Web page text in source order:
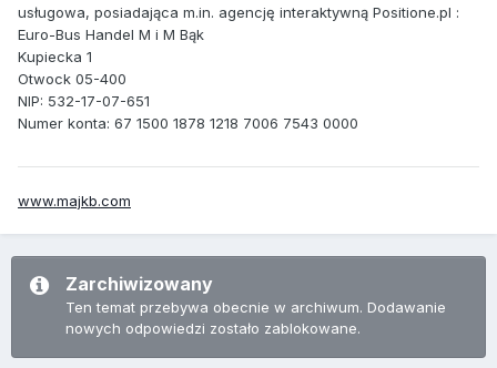
usługowa, posiadająca m.in. agencję interaktywną Positione.pl :
Euro-Bus Handel M i M Bąk
Kupiecka 1
Otwock 05-400
NIP: 532-17-07-651
Numer konta: 67 1500 1878 1218 7006 7543 0000
www.majkb.com
Zarchiwizowany
Ten temat przebywa obecnie w archiwum. Dodawanie
nowych odpowiedzi zostało zablokowane.